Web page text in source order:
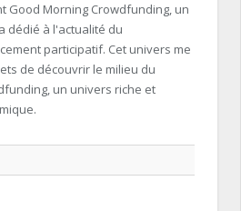
Good Morning Crowdfunding, un
dédié à l'actualité du
participatif. Cet univers me
de découvrir le milieu du
un univers riche et